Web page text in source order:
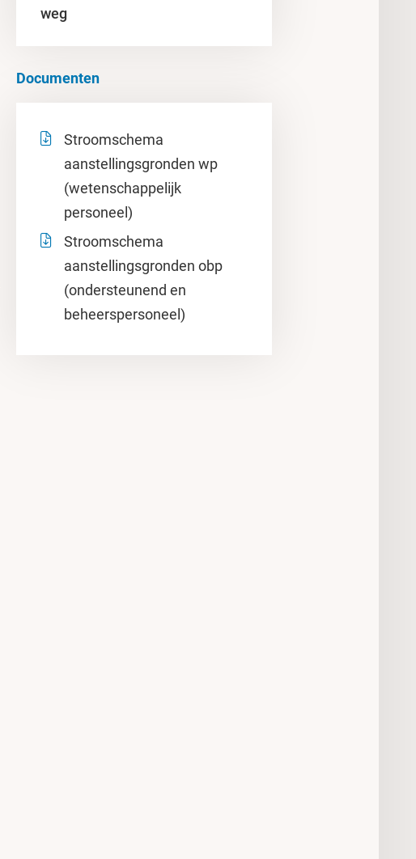
weg
Documenten
Stroomschema
aanstellingsgronden wp
(wetenschappelijk
personeel)
Stroomschema
aanstellingsgronden obp
(ondersteunend en
beheerspersoneel)